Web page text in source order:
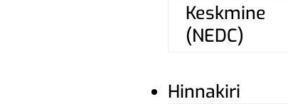
Keskmine
(NEDC)
Hinnakiri